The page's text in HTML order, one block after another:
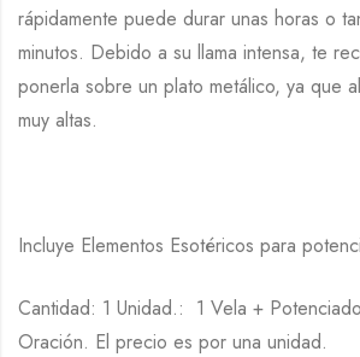
rápidamente puede durar unas horas o
minutos. Debido a su llama intensa, te
ponerla sobre un plato metálico, ya que
muy altas.
Incluye Elementos Esotéricos para
Cantidad: 1 Unidad.: 1 Vela +
Oración. El precio es por una unidad.